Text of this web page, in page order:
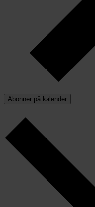
Abonner på kalender